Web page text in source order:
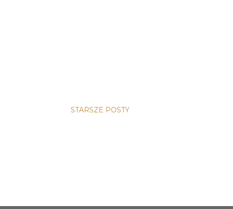
STARSZE POSTY